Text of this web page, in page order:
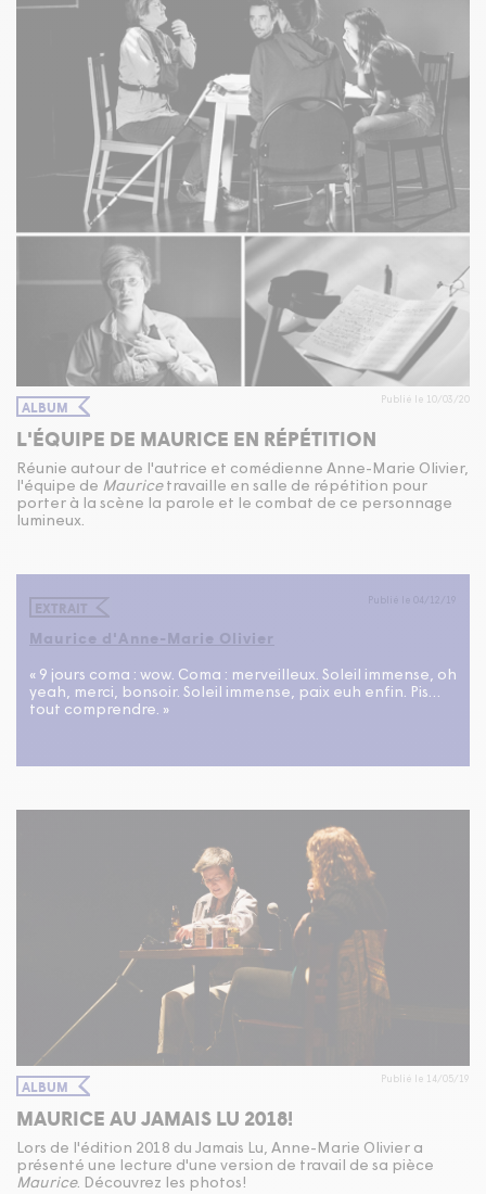
ALBUM Publié le 10/03/20
L'ÉQUIPE DE MAURICE EN RÉPÉTITION
Réunie autour de l'autrice et comédienne Anne-Marie Olivier,
l'équipe de Mauricetravaille en salle de répétition pour
porter à la scène la parole et le combat de ce personnage
lumineux.
EXTRAIT Publié le 04/12/19
Maurice d'Anne-Marie Olivier
« 9 jours coma : wow. Coma : merveilleux. Soleil immense, oh
yeah, merci, bonsoir. Soleil immense, paix euh enfin. Pis…
tout comprendre. »
ALBUM Publié le 14/05/19
MAURICE AU JAMAIS LU 2018!
Lors de l'édition 2018 du Jamais Lu, Anne-Marie Olivier a
présenté une lecture d'une version de travail de sa pièce
Maurice. Découvrez les photos!